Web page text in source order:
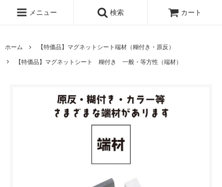
メニュー 検索 カート
ホーム
【特価品】マグネットシート端材（糊付き・原反）
【特価品】マグネットシート 糊付き 一般・等方性（端材）